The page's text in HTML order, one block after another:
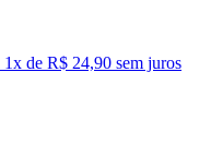
1x de R$ 24,90 sem juros